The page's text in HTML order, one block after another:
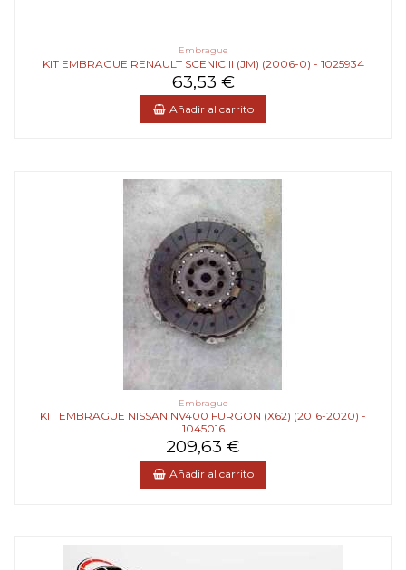
Embrague
KIT EMBRAGUE RENAULT SCENIC II (JM) (2006-0) - 1025934
63,53 €
Añadir al carrito
Embrague
KIT EMBRAGUE NISSAN NV400 FURGON (X62) (2016-2020) -
1045016
209,63 €
Añadir al carrito